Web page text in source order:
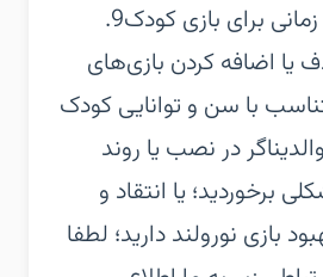
اعمال محدودیت زمانی برای بازی کودک‏9.
یا اضافه کردن بازی‌های
با سن و توانایی کودک
در نصب یا روند
برخوردید؛ یا انتقاد و
بازی نورولند دارید؛ لطفا